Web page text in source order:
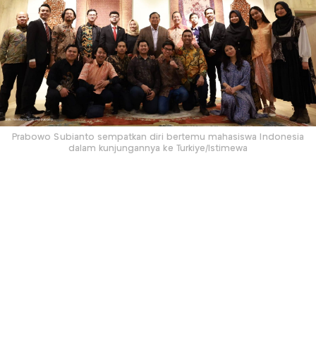
Prabowo Subianto sempatkan diri bertemu mahasiswa Indonesia
dalam kunjungannya ke Turkiye/Istimewa